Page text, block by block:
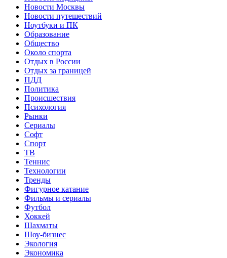
Новости Москвы
Новости путешествий
Ноутбуки и ПК
Образование
Общество
Около спорта
Отдых в России
Отдых за границей
ПДД
Политика
Происшествия
Психология
Рынки
Сериалы
Софт
Спорт
ТВ
Теннис
Технологии
Тренды
Фигурное катание
Фильмы и сериалы
Футбол
Хоккей
Шахматы
Шоу-бизнес
Экология
Экономика